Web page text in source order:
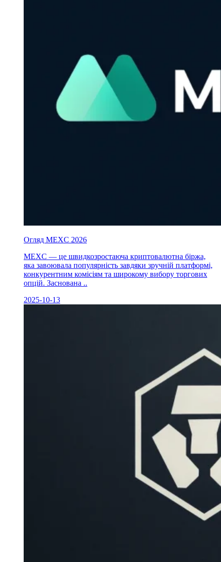
Огляд MEXC 2026
MEXC — це швидкозростаюча криптовалютна біржа,
яка завоювала популярність завдяки зручній платформі,
конкурентним комісіям та широкому вибору торгових
опцій. Заснована ..
2025-10-13